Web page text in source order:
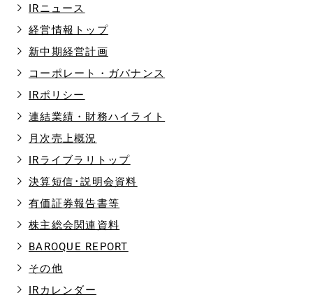
IRニュース
経営情報トップ
新中期経営計画
コーポレート・ガバナンス
IRポリシー
連結業績・財務ハイライト
月次売上概況
IRライブラリトップ
決算短信･説明会資料
有価証券報告書等
株主総会関連資料
BAROQUE REPORT
その他
IRカレンダー